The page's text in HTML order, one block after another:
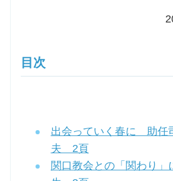
小池神父の講座
シスター中島の講座
教区カテキスタの講座
目次
出会っていく春に 助任
夫 2頁
関口教会との「関わり